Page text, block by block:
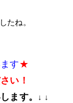
たね。
す★
い！
ます。 ↓ ↓